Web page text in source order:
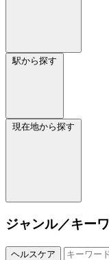
駅から探す
現在地から探す
ジャンル／キー
ヘルスケア